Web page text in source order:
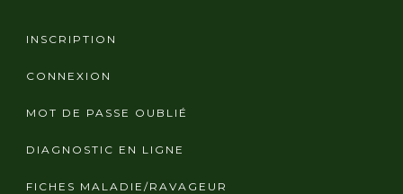
INSCRIPTION
CONNEXION
MOT DE PASSE OUBLIÉ
DIAGNOSTIC EN LIGNE
FICHES MALADIE/RAVAGEUR